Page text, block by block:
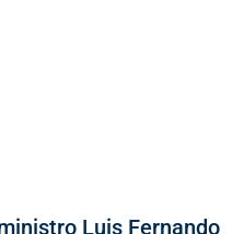
Luis Fernando